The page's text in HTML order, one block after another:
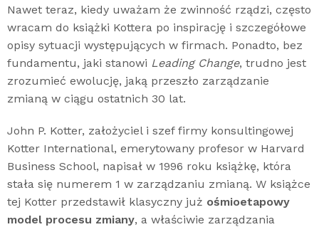
Nawet teraz, kiedy uważam że zwinność rządzi, często
wracam do książki Kottera po inspirację i szczegółowe
opisy sytuacji występujących w firmach. Ponadto, bez
fundamentu, jaki stanowi Leading Change, trudno jest
zrozumieć ewolucję, jaką przeszło zarządzanie
zmianą w ciągu ostatnich 30 lat.
John P. Kotter, założyciel i szef firmy konsultingowej
Kotter International, emerytowany profesor w Harvard
Business School, napisał w 1996 roku książkę, która
stała się numerem 1 w zarządzaniu zmianą. W książce
tej Kotter przedstawił klasyczny już ośmioetapowy
model procesu zmiany, a właściwie zarządzania